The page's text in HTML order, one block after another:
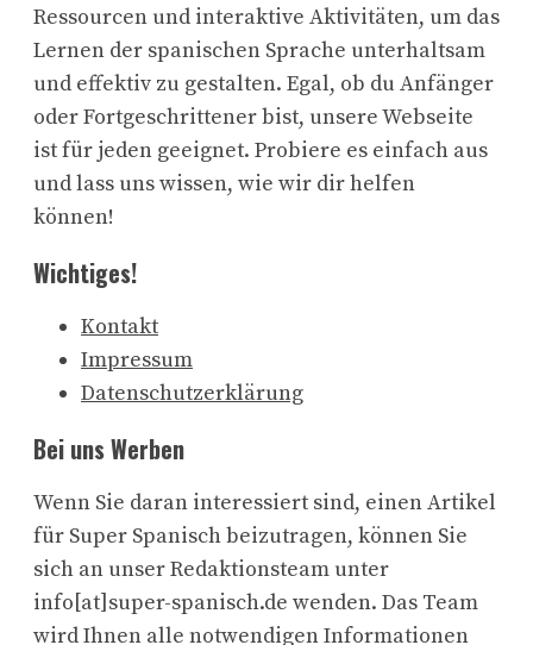
Ressourcen und interaktive Aktivitäten, um das
Lernen der spanischen Sprache unterhaltsam
und effektiv zu gestalten. Egal, ob du Anfänger
oder Fortgeschrittener bist, unsere Webseite
ist für jeden geeignet. Probiere es einfach aus
und lass uns wissen, wie wir dir helfen
können!
Wichtiges!
Kontakt
Impressum
Datenschutzerklärung
Bei uns Werben
Wenn Sie daran interessiert sind, einen Artikel
für Super Spanisch beizutragen, können Sie
sich an unser Redaktionsteam unter
info[at]super-spanisch.de wenden. Das Team
wird Ihnen alle notwendigen Informationen